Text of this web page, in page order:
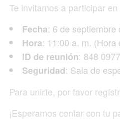
Te invitamos a participar
Fecha: 6 de septiembre
Hora: 11:00 a. m.
ID de reunión: 848
Seguridad: Sala de
Para unirte, por favor
¡Esperamos contar con tu